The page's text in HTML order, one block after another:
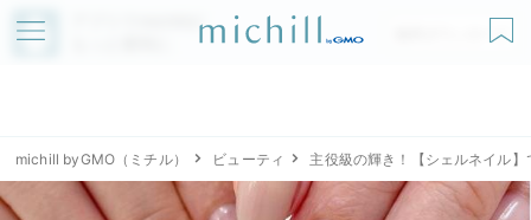
アプリでmichillが
無料ダウンロード
michill byGMO（ミチル） ビューティ 主役級の輝き！【シェルネイル